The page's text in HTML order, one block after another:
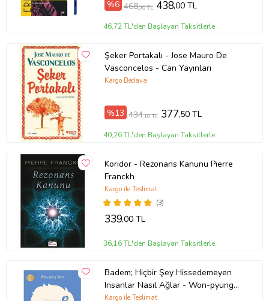
%6 468,00 TL 438,00 TL
46,72 TL'den Başlayan Taksitlerle
Şeker Portakalı - Jose Mauro De
Vasconcelos - Can Yayınları
Kargo Bedava
%13 434,10 TL 377,50 TL
40,26 TL'den Başlayan Taksitlerle
Koridor - Rezonans Kanunu Pıerre
Franckh
(3)
Kargo ile Teslimat
339,00 TL
36,16 TL'den Başlayan Taksitlerle
Badem; Hiçbir Şey Hissedemeyen
Insanlar Nasıl Ağlar - Won-pyung
Sohn - Peta Kitap
Kargo ile Teslimat